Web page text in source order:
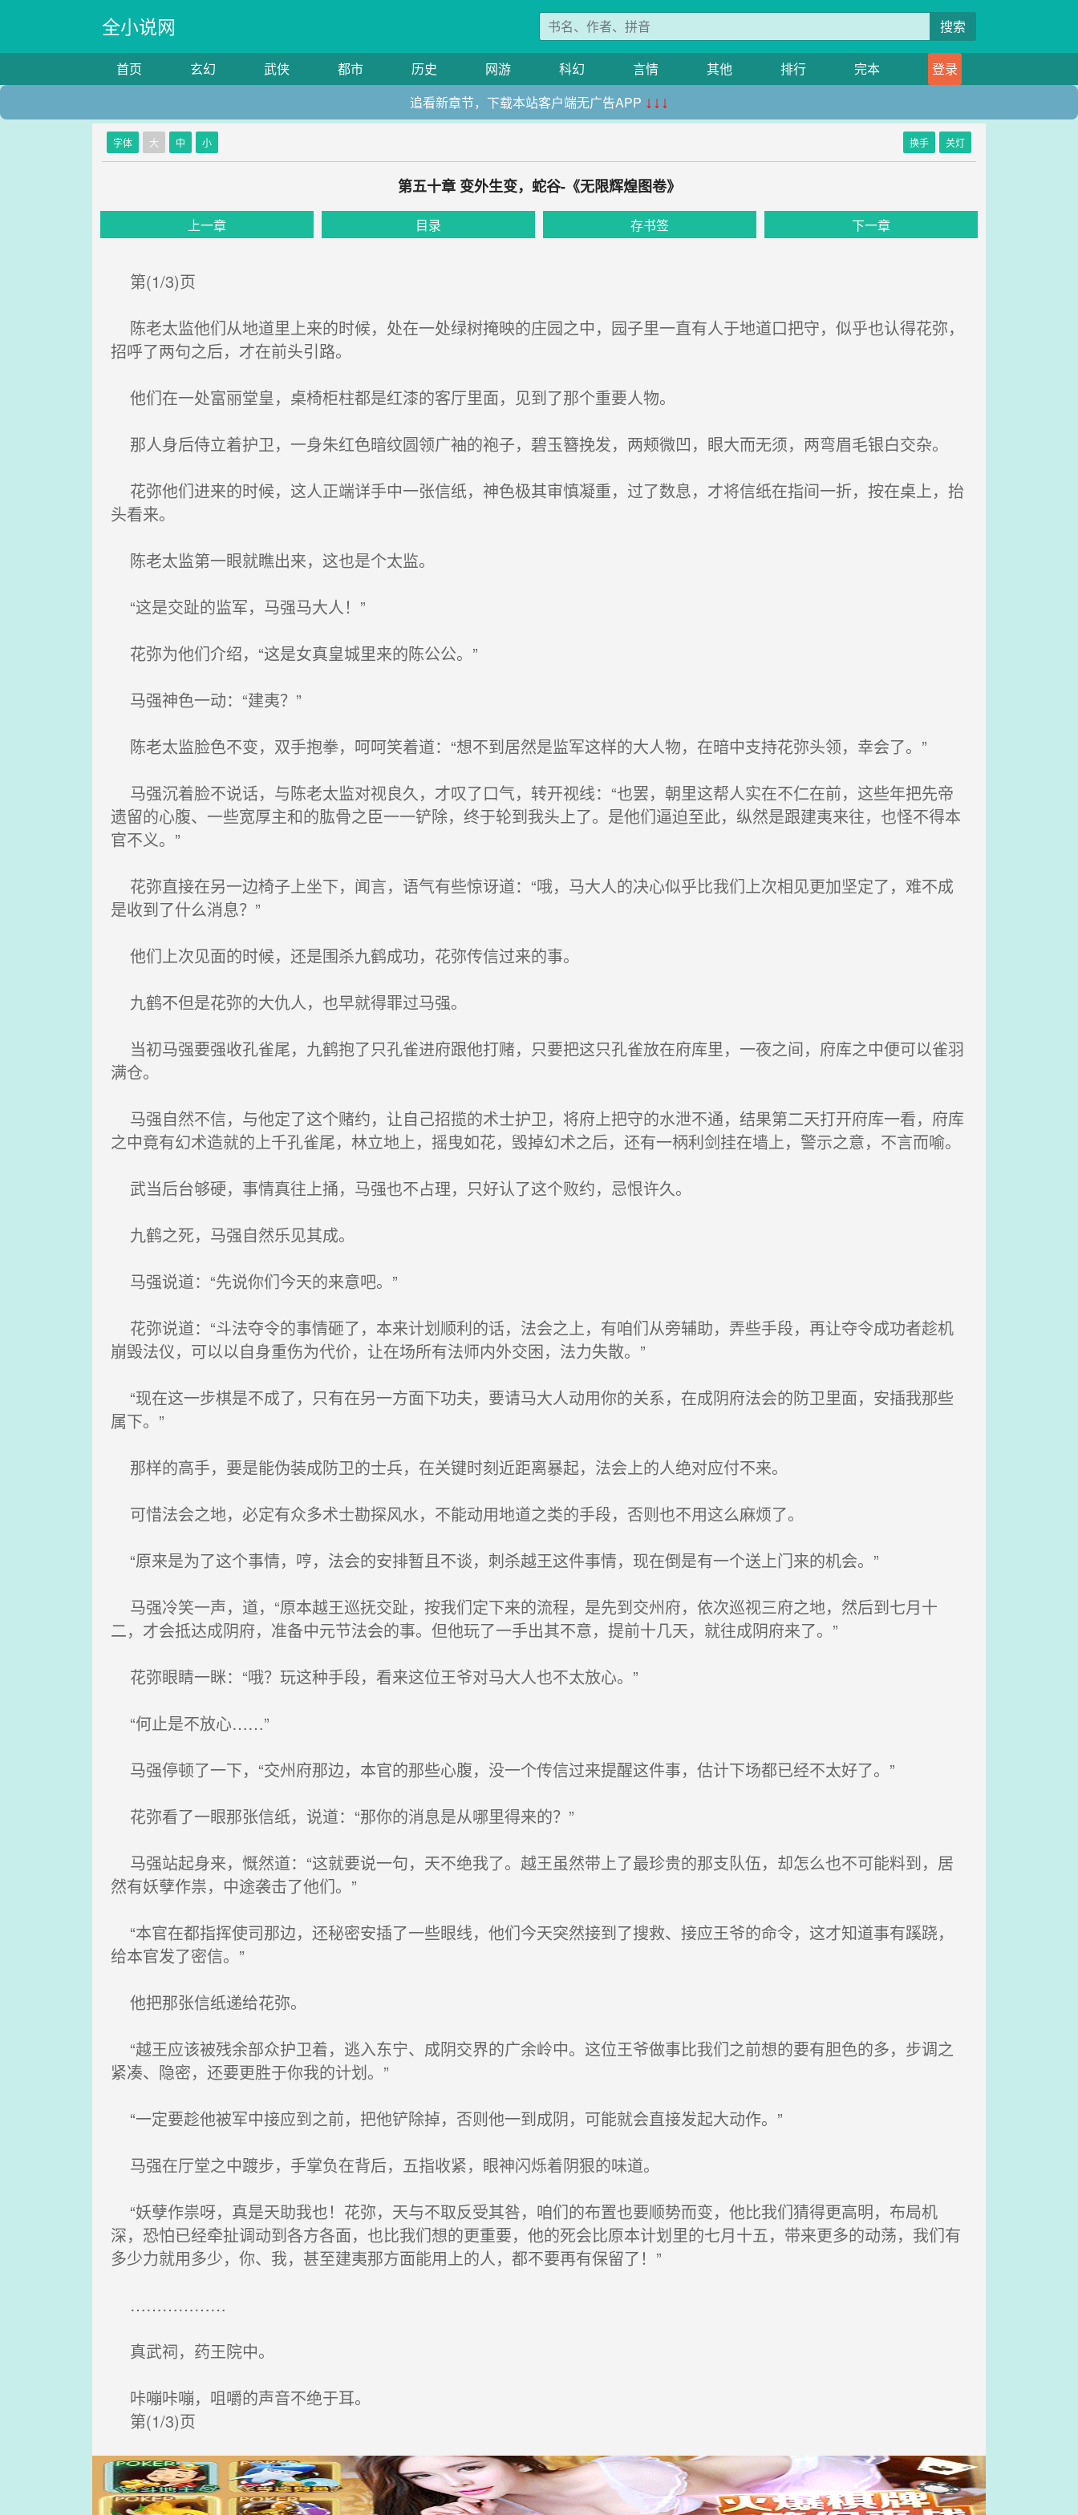
全小说网 搜索
首页 玄幻 武侠 都市 历史 网游 科幻 言情 其他 排行 完本
登录
追看新章节，下载本站客户端无广告APP ↓↓↓
字体 大 中 小 换手 关灯
第五十章 变外生变，蛇谷-《无限辉煌图卷》
上一章 目录 存书签 下一章
第(1/3)页
陈老太监他们从地道里上来的时候，处在一处绿树掩映的庄园之中，园子里一直有人于地道口把守，似乎也认得花弥，
招呼了两句之后，才在前头引路。
他们在一处富丽堂皇，桌椅柜柱都是红漆的客厅里面，见到了那个重要人物。
那人身后侍立着护卫，一身朱红色暗纹圆领广袖的袍子，碧玉簪挽发，两颊微凹，眼大而无须，两弯眉毛银白交杂。
花弥他们进来的时候，这人正端详手中一张信纸，神色极其审慎凝重，过了数息，才将信纸在指间一折，按在桌上，抬
头看来。
陈老太监第一眼就瞧出来，这也是个太监。
“这是交趾的监军，马强马大人！”
花弥为他们介绍，“这是女真皇城里来的陈公公。”
马强神色一动：“建夷？”
陈老太监脸色不变，双手抱拳，呵呵笑着道：“想不到居然是监军这样的大人物，在暗中支持花弥头领，幸会了。”
马强沉着脸不说话，与陈老太监对视良久，才叹了口气，转开视线：“也罢，朝里这帮人实在不仁在前，这些年把先帝
遗留的心腹、一些宽厚主和的肱骨之臣一一铲除，终于轮到我头上了。是他们逼迫至此，纵然是跟建夷来往，也怪不得本
官不义。”
花弥直接在另一边椅子上坐下，闻言，语气有些惊讶道：“哦，马大人的决心似乎比我们上次相见更加坚定了，难不成
是收到了什么消息？”
他们上次见面的时候，还是围杀九鹤成功，花弥传信过来的事。
九鹤不但是花弥的大仇人，也早就得罪过马强。
当初马强要强收孔雀尾，九鹤抱了只孔雀进府跟他打赌，只要把这只孔雀放在府库里，一夜之间，府库之中便可以雀羽
满仓。
马强自然不信，与他定了这个赌约，让自己招揽的术士护卫，将府上把守的水泄不通，结果第二天打开府库一看，府库
之中竟有幻术造就的上千孔雀尾，林立地上，摇曳如花，毁掉幻术之后，还有一柄利剑挂在墙上，警示之意，不言而喻。
武当后台够硬，事情真往上捅，马强也不占理，只好认了这个败约，忌恨许久。
九鹤之死，马强自然乐见其成。
马强说道：“先说你们今天的来意吧。”
花弥说道：“斗法夺令的事情砸了，本来计划顺利的话，法会之上，有咱们从旁辅助，弄些手段，再让夺令成功者趁机
崩毁法仪，可以以自身重伤为代价，让在场所有法师内外交困，法力失散。”
“现在这一步棋是不成了，只有在另一方面下功夫，要请马大人动用你的关系，在成阴府法会的防卫里面，安插我那些
属下。”
那样的高手，要是能伪装成防卫的士兵，在关键时刻近距离暴起，法会上的人绝对应付不来。
可惜法会之地，必定有众多术士勘探风水，不能动用地道之类的手段，否则也不用这么麻烦了。
“原来是为了这个事情，哼，法会的安排暂且不谈，刺杀越王这件事情，现在倒是有一个送上门来的机会。”
马强冷笑一声，道，“原本越王巡抚交趾，按我们定下来的流程，是先到交州府，依次巡视三府之地，然后到七月十
二，才会抵达成阴府，准备中元节法会的事。但他玩了一手出其不意，提前十几天，就往成阴府来了。”
花弥眼睛一眯：“哦？玩这种手段，看来这位王爷对马大人也不太放心。”
“何止是不放心……”
马强停顿了一下，“交州府那边，本官的那些心腹，没一个传信过来提醒这件事，估计下场都已经不太好了。”
花弥看了一眼那张信纸，说道：“那你的消息是从哪里得来的？”
马强站起身来，慨然道：“这就要说一句，天不绝我了。越王虽然带上了最珍贵的那支队伍，却怎么也不可能料到，居
然有妖孽作祟，中途袭击了他们。”
“本官在都指挥使司那边，还秘密安插了一些眼线，他们今天突然接到了搜救、接应王爷的命令，这才知道事有蹊跷，
给本官发了密信。”
他把那张信纸递给花弥。
“越王应该被残余部众护卫着，逃入东宁、成阴交界的广余岭中。这位王爷做事比我们之前想的要有胆色的多，步调之
紧凑、隐密，还要更胜于你我的计划。”
“一定要趁他被军中接应到之前，把他铲除掉，否则他一到成阴，可能就会直接发起大动作。”
马强在厅堂之中踱步，手掌负在背后，五指收紧，眼神闪烁着阴狠的味道。
“妖孽作祟呀，真是天助我也！花弥，天与不取反受其咎，咱们的布置也要顺势而变，他比我们猜得更高明，布局机
深，恐怕已经牵扯调动到各方各面，也比我们想的更重要，他的死会比原本计划里的七月十五，带来更多的动荡，我们有
多少力就用多少，你、我，甚至建夷那方面能用上的人，都不要再有保留了！”
………………
真武祠，药王院中。
咔嘣咔嘣，咀嚼的声音不绝于耳。
第(1/3)页